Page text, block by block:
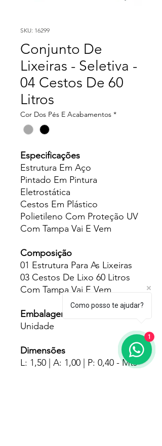
SKU: 16299
Conjunto De
Lixeiras - Seletiva -
04 Cestos De 60
Litros
Cor Dos Pés E Acabamentos *
Especificações
Estrutura Em Aço
Pintado Em Pintura
Eletrostática
Cestos Em Plástico
Polietileno Com Proteção UV
Com Tampa Vai E Vem
Composição
01 Estrutura Para As Lixeiras
03 Cestos De Lixo 60 Litros
Com Tampa Vai E Vem
Embalagens
Unidade
Dimensões
L: 1,50 | A: 1,00 | P: 0,40 - Mts
Como posso te ajudar?
1